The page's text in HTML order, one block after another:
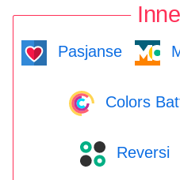
Pasjanse
Colors
Reversi